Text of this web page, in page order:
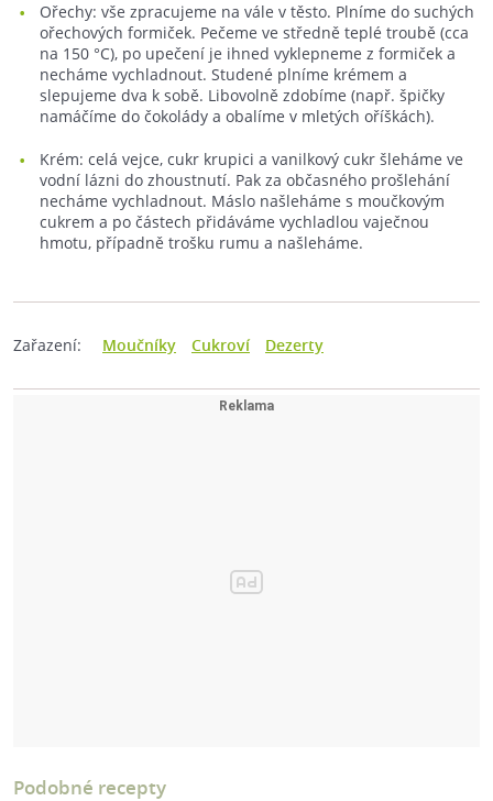
Ořechy: vše zpracujeme na vále v těsto. Plníme do suchých
ořechových formiček. Pečeme ve středně teplé troubě (cca
na 150 °C), po upečení je ihned vyklepneme z formiček a
necháme vychladnout. Studené plníme krémem a
slepujeme dva k sobě. Libovolně zdobíme (např. špičky
namáčíme do čokolády a obalíme v mletých oříškách).
Krém: celá vejce, cukr krupici a vanilkový cukr šleháme ve
vodní lázni do zhoustnutí. Pak za občasného prošlehání
necháme vychladnout. Máslo našleháme s moučkovým
cukrem a po částech přidáváme vychladlou vaječnou
hmotu, případně trošku rumu a našleháme.
Zařazení: Moučníky Cukroví Dezerty
Podobné recepty